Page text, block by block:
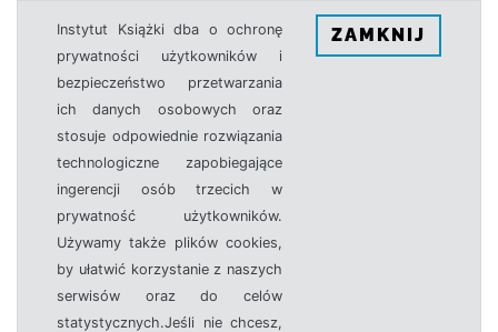
Instytut Książki dba o ochronę
prywatności użytkowników i
bezpieczeństwo przetwarzania
ich danych osobowych oraz
stosuje odpowiednie rozwiązania
technologiczne zapobiegające
ingerencji osób trzecich w
prywatność użytkowników.
Używamy także plików cookies,
by ułatwić korzystanie z naszych
serwisów oraz do celów
statystycznych.Jeśli nie chcesz,
ZAMKNIJ